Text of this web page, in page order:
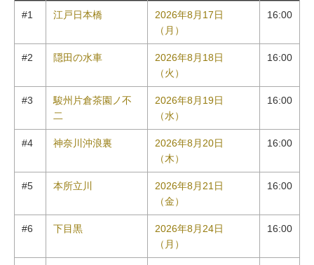
#1 江戸日本橋
2026年8月17日
（月）
16:00
#2 隠田の水車
2026年8月18日
（火）
16:00
#3
駿州片倉茶園ノ不
二
2026年8月19日
（水）
16:00
#4 神奈川沖浪裏
2026年8月20日
（木）
16:00
#5 本所立川
2026年8月21日
（金）
16:00
#6 下目黒
2026年8月24日
（月）
16:00